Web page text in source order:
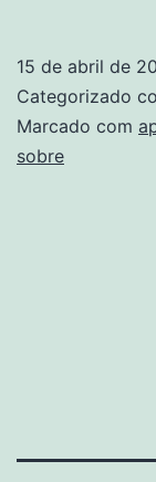
o
que
15 de abril de
Categorizado
Marcado com
sobre